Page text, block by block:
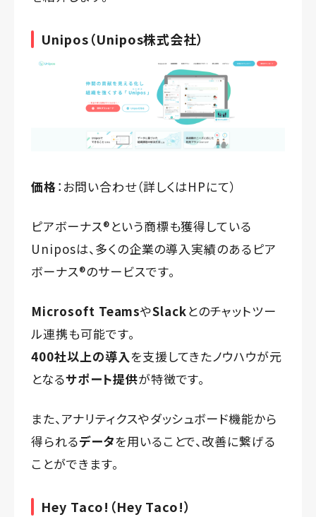
Unipos（Unipos株式会社）
価格：お問い合わせ（詳しくはHPにて）
ピアボーナス®️という商標も獲得している
Uniposは、多くの企業の導入実績のあるピア
ボーナス®️のサービスです。
Microsoft TeamsやSlackとのチャットツー
ル連携も可能です。
400社以上の導入を支援してきたノウハウが元
となるサポート提供が特徴です。
また、アナリティクスやダッシュボード機能から
得られるデータを用いることで、改善に繋げる
ことができます。
Hey Taco! （Hey Taco!）